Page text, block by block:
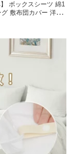
ボックスシーツ 綿1
敷布団カバー 洋和
敷布団カバー 洗える
グ ファミリー NENE